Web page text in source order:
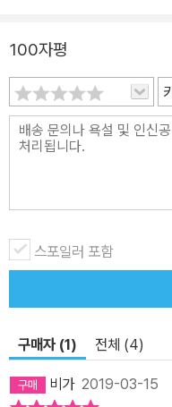
어린이들이 생활에서 자주
으로 펼쳐 보인다. 시인은
각 표현을 익히는 것은 물론
도록 힘껏 응원한다. 김효은
다정한 그림으로 펼쳐 보인
있을 만큼 사실적이고 실감
100자평
스포일러 포함
구매자 (1) 전체 (4)
비가2019-03-15